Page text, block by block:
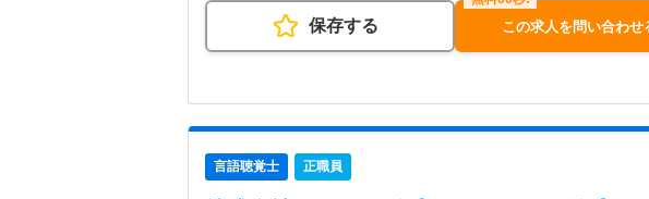
保存する この求人を問い合わせ
言語聴覚士 正職員